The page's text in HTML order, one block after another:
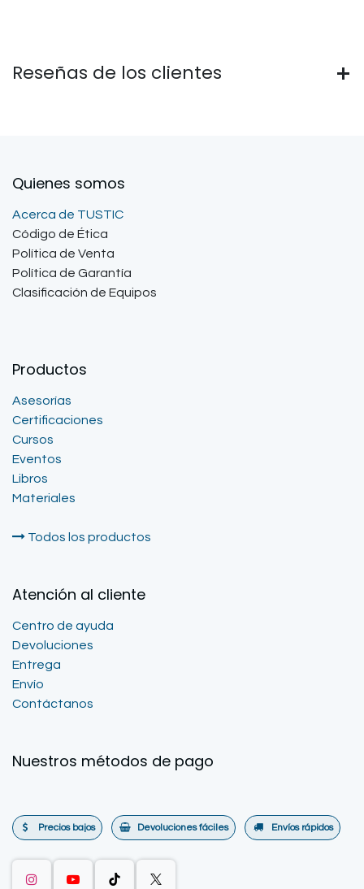
Reseñas de los clientes
Quienes somos
Acerca de TUSTIC
Código de Ética
Política de Venta
Política de Garantía
Clasificación de Equipos
Productos
Asesorías
Certificaciones
Cursos
Eventos
Libros
Materiales
Todos los productos
Atención al cliente
Centro de ayuda
Devoluciones
Entrega
Envío
Contáctanos
Nuestros métodos de pago
Precios bajos Devoluciones fáciles Envíos rápidos